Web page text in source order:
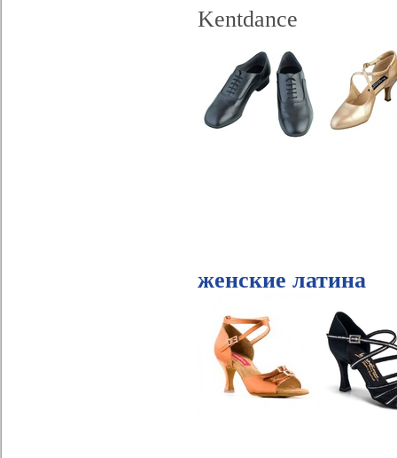
Kentdance
женские латина